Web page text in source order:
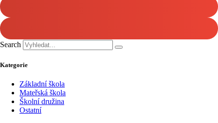
Search
Kategorie
Základní škola
Mateřská škola
Školní družina
Ostatní